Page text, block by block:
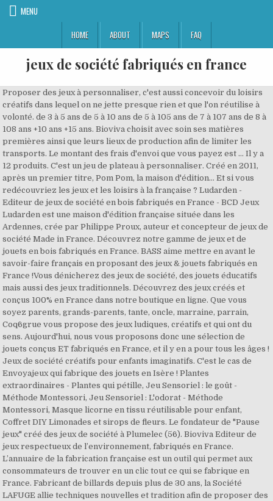
MENU
HOME
ABOUT MAPS FAQ
jeux de société fabriqués en france
Proposer des jeux à personnaliser, c'est aussi concevoir du loisirs créatifs dans lequel on ne jette presque rien et que l'on réutilise à volonté. de 3 à 5 ans de 5 à 10 ans de 5 à 105 ans de 7 à 107 ans de 8 à 108 ans +10 ans +15 ans. Bioviva choisit avec soin ses matières premières ainsi que leurs lieux de production afin de limiter les transports. Le montant des frais d'envoi que vous payez est … Il y a 12 produits. C'est un jeu de plateau à personnaliser. Créé en 2011, après un premier titre, Pom Pom, la maison d'édition… Et si vous redécouvriez les jeux et les loisirs à la française ? Ludarden - Editeur de jeux de société en bois fabriqués en France - BCD Jeux Ludarden est une maison d'édition française située dans les Ardennes, crée par Philippe Proux, auteur et concepteur de jeux de société Made in France. Découvrez notre gamme de jeux et de jouets en bois fabriqués en France. BASS aime mettre en avant le savoir-faire français en proposant des jeux & jouets fabriqués en France !Vous dénicherez des jeux de société, des jouets éducatifs mais aussi des jeux traditionnels. Découvrez des jeux créés et conçus 100% en France dans notre boutique en ligne. Que vous soyez parents, grands-parents, tante, oncle, marraine, parrain, Coq6grue vous propose des jeux ludiques, créatifs et qui ont du sens. Aujourd'hui, nous vous proposons donc une sélection de jouets conçus ET fabriqués en France, et il y en a pour tous les âges ! Jeux de société créatifs pour enfants imaginatifs. C'est le cas de Envoyajeux qui fabrique des jouets en Isère ! Plantes extraordinaires - Plantes qui pétille, Jeu Sensoriel : le goût - Méthode Montessori, Jeu Sensoriel : L'odorat - Méthode Montessori, Masque licorne en tissu réutilisable pour enfant, Coffret DIY Limonades et sirops de fleurs. Le fondateur de "Pause jeux" créé des jeux de société à Plumelec (56). Bioviva Editeur de jeux respectueux de l’environnement, fabriqués en France. L’annuaire de la fabrication française est un outil qui permet aux consommateurs de trouver en un clic tout ce qui se fabrique en France. Fabricant de billards depuis plus de 30 ans, la Société LAFUGE allie techniques nouvelles et tradition afin de proposer des billards de qualité.Nos billards sont entièrement fabriqués dans nos ateliers de Miribel les Echelles (1 600 m²), situés dans le Parc Régional de Chartreuse. Découvrez notre gamme de jeux et de jouets en bois fabriqués en France. On peut jouer aux jeux vidéos et aimer aussi dessiner, colorier et jouer en famille ou entre amis. Comment mieux le faire que grâce au concept store 100 % Made In France en ligne présenté par L’Appartement Français. Cet annuaire du Made in France vise à informer au plus juste tous ceux qui souhaitent soutenir les fabricants français, pour préserver nos emplois, protéger l’environnement par des achats responsables sans se focaliser sur le 100% made in France. Le Petit Local pour chaque âge des jeux de société adaptés de grands classiques ou bien totalement originaux. Puériculture et jouets 0-2 ans. Coq6grue, des jeux de société créatifs fabriqués en France. Chez Avenuedesjeux.com, nous vous proposons depuis 2006 des jouets de qualité réalisés avec tout le savoir-faire d’entreprises locales françaises. Vous pouvez vous désinscrire à tout moment. Accueil Tests de produits Coq6grue, des jeux de société créatifs fabriqués en France. Les jeux en plein air permettent aux enfants de gagner en autonomie et en confiance. Jeux de société & Loisirs créatifs Made in France . Venez nous rendre visite dans nos boutiques : Les Jouets Français - 3 Avenue des Joncs, 13920 Saint-Mitre-les-Remparts (Bouches du Rhône)Les Jouets Français - Centre commercial Carrefour Orange Le Coudoulet - ZAC du Coudoulet, Route de Jonquières, 84100 Orange (Vaucluse), 2 La première gamme de jeux à personnaliser pour développer l'imagination des enfants avec des coloriages, des dessins et des autocollants. Nous espérons que vous trouverez sur notre site de quoi faire le bonheur de vos petits et grands enfants,parmi tous ces jouets conçus et fabriqués en France. Des super héroines, des super héros, des super pouvoirs. Pour qui cherchez-vous un jeu ? Découvrez Coq6grue, les, Papier et cartons recyclés, encres végétales, bois en provenance de forêts durables. Vous êtes plutôt jeux de société / jeux de plateau ? des cadeaux originaux pour lui faire plaisir à Noël ? BASS aime mettre en avant le savoir-faire français en proposant des jeux & jouets fabriqués en France !Vous dénicherez des jeux de société, des jouets éducatifs mais aussi des jeux traditionnels. Cette petite maison d'édition créée il y a 10 ans a développé 17 jeux de société. 25 juil. Ferriot Cric, une marque installée en Champagne depuis 1929, vous emmène parcourir routes et chemins dans un grand périple autour de l’Hexagone. Un jeu de société écolo-fantastique sur la forêt de Brocéliande. Vous trouverez sur notre boutique en ligne notre sélection de jeux et jouets, pour petits et grands, tous Fabriqués en France : jeux en bois, peluches et doudous, jeux de société, jeux coopératifs, jeux de construction, jeux d'imitation, jeux éducatifs, déguisements, jeux d'éveil, jeux de plein air, loisirs créatifs, jeux olfactifs etc. Paille édition a été crée par Yves Renou en 1999, un agriculteur, éleveur de moutons et de cochons. Notre signature : Libre de grandir autrement ! Ce jeu est conseillé à partir de 6 ans et peut être joué de 2 à 4 joueurs. Les Jeux Dujardin ont été rachetés par TF1 Games en 2007, pour développer les jeux de société adaptés de leurs jeux télévisés à succès comme Qui veut gagner des millions, À prendre ou à laisser, Money Drop ou encore le Burger Quiz. Les jeux de fabrication française. Chez Coq6grue, nous ne sommes pas parfaits, mais on fait le max pour protégrer la planète. En tout plus de 100 jeux ludo-éducatifs dès 2/3 ans sont disponibles, tous éco fabriqués dans la Drôme, avec en prime une fondation destinée aux enfants du monde en situation d’exclusion. jeux de société et jouets naturels écologiques fabriqués en France en bois du jura et jeu de voyage pour garçons de 5 ans et filles de 5 ans Tous nos produits sont fabriqués en France | Frais de port offerts à partir de 60€ d’achat Boutique en ligne de produits responsables et seulement fabriqués en France «Préférez la qualité à la quantité». Nous prônons chez LES JOUETS FRANÇAIS la liberté d’apprendre et de grandir, à son rythme dans le respect des autres et de soi-même. Des jeux de société pour la famille, fabriqués en France Fabriquer en France favorise les circuits courts, réduit les transports (moins de pollution) et préserve l’emploi sur le territoire. Des jouets d’éveil et éducatifs, en passant par les jeux de plein air et jeux de société, livraison rapide garantie. par Sara 9 septembre 2019. par Sara 9 septembre 2019 0 commentaire. Le Jeu Francais est la première Digital Native vertical Brand (DNBV) française dédiée aux jeux de société ! L'ensemble des composants des jeux viennent des 4 coins de l'hexagone. Quelle fierté de jouer avec un jeu unique que l'on a contribué à construire ! Des ébénistes qualifiés, Un choix de matériaux de qualité :bois FSC … Nous avons décidé de promouvoir le savoir-faire français, et de mettre en avant ces industriels,femmes et hommes, qui chaque jour créent et produisentdes jouets originaux, de qualité, avec le souci d’être respectueux de l’environnement. Plus de question à se poser, ici, il y a uniquement des produits "Made in France". Tous nos produits sont fabriqués en France | Frais de port offerts à partir de 60€ d’achat Cocorico!! Je vous souhaite une très belle année 2021 ! Vous trouverez pour cela nos informations de contact dans les conditions d'utilisation du site. Côté jeux de société, on trouve par exemple Bioviva, une marque dont les jeux sont conçus à Montpellier et fabriqués dans un village de la Drôme. Découvrez notre sélection de jeux et jouets fabriqués en France.Des jeux et jouets Made in France pour le bonheur des petits et des grands. Les Jouets Français, jeux et jouets Fabriqués en France. Du cadeau de naissance aux plus célèbres des jeux pour enfants, des jeux et jouets pour toutes vos fêtes (anniversaire, pâques, halloween, fêtes de noël, père noël…). Amulette Jeux éducatifs et d’imitation (3 à 10 ans) fabriqués en France. Jeux de société éco-conçus et-ou jeux de société fabriqués en Europe et en France sont nos priorités. Bioviva (Lien externe) Enfin des jeux beaux, écolos et rigolos 100% fabriqués en France à partir de matières durables. Nos produits sont pensés, réalisés et fabriqués en France. 2019 - Des jeux , des puzzles pour une communication ludique confiez la réalisation à un professionnel de la fabrication de ce type de produit en lien direct avec l'usine située en France Embarquez dans l'univers de Loco et découvrez en jouant les moyens de locomotion. Des jouets de qualité fabriqués avec tout le savoir faire des entreprises françaises. Magasin Compte Panier (0) Menu. Voici une chaîne qui désire faire apprécier ce fabuleux monde des jeux de société aux francophones du monde. Laissez vous guider, et trouvez le cadeau parfait pour l'occasion : vous recherchez un cadeau de qualité pour l'anniversaire de votre enfant ? El Ocho. Des jouets d’éveil et éducatifs, en passant par les jeux de plein air et jeux de société, livraison rapide garantie. Trier par : Pertinence Pertinence Nom, A à Z Nom, Z à A Prix, croissant Prix, décroissant Défi nature - Arbres du monde Jeux de plateau. Asmodee Distributeur de jeux venus d’ailleurs, mais aussi éditeurs de jeux made in France. Du cadeau de naissance aux plus célèbres des jeux pour enfants, des jeux et jouets pour toutes vos fêtes (anniversaire, pâques, halloween, fêtes de noël, père noël…). Des jouets éthiques; Depuis 2007, Jeujouéthique vous propose une large sélection de jeux et jouets éthiques pour les enfants. Livraison offerte dès 69€. Vous trouverez sur notre boutique en ligne notre sélection de jeux et jouets, pour petits